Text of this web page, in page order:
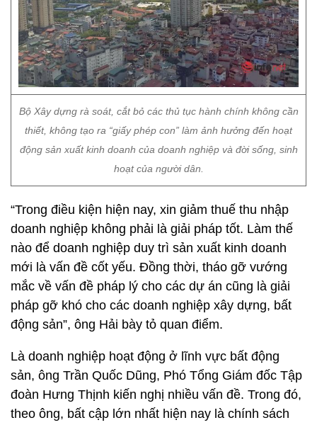
Bộ Xây dựng rà soát, cắt bỏ các thủ tục hành chính không cần
thiết, không tạo ra “giấy phép con” làm ảnh hưởng đến hoạt
động sản xuất kinh doanh của doanh nghiệp và đời sống, sinh
hoạt của người dân.
“Trong điều kiện hiện nay, xin giảm thuế thu nhập
doanh nghiệp không phải là giải pháp tốt. Làm thế
nào để doanh nghiệp duy trì sản xuất kinh doanh
mới là vấn đề cốt yếu. Đồng thời, tháo gỡ vướng
mắc về vấn đề pháp lý cho các dự án cũng là giải
pháp gỡ khó cho các doanh nghiệp xây dựng, bất
động sản”, ông Hải bày tỏ quan điểm.
Là doanh nghiệp hoạt động ở lĩnh vực bất động
sản, ông Trần Quốc Dũng, Phó Tổng Giám đốc Tập
đoàn Hưng Thịnh kiến nghị nhiều vấn đề. Trong đó,
theo ông, bất cập lớn nhất hiện nay là chính sách